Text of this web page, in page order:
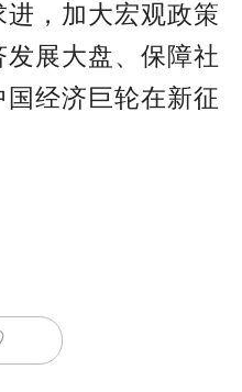
，加大宏观政策
展大盘、保障社
经济巨轮在新征